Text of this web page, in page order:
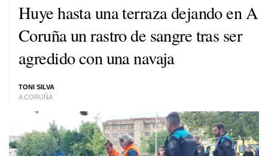
Huye hasta una terraza dejando en A
Coruña un rastro de sangre tras ser
agredido con una navaja
TONI SILVA
A CORUÑA